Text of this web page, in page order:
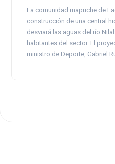
La comunidad mapuche de
construcción de una central
desviará las aguas del río
habitantes del sector. El
ministro de Deporte, Gabriel